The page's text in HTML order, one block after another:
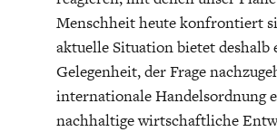
UNGLEICHHEIT
MACHT
EUROPA
Menschheit heute konfrontiert
aktuelle Situation bietet deshalb
Gelegenheit, der Frage
internationale Handelsordnung
nachhaltige wirtschaftliche